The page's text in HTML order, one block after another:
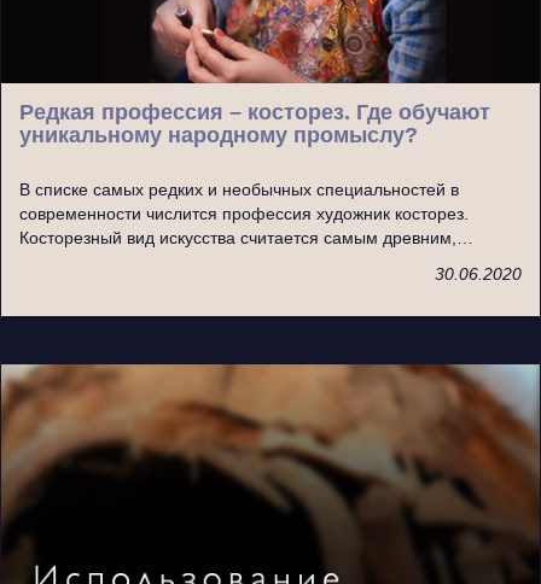
Редкая профессия – косторез. Где обучают
уникальному народному промыслу?
В списке самых редких и необычных специальностей в
современности числится профессия художник косторез.
Косторезный вид искусства считается самым древним,…
30.06.2020